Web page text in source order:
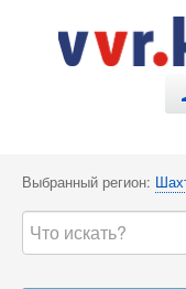
Выбранный регион: